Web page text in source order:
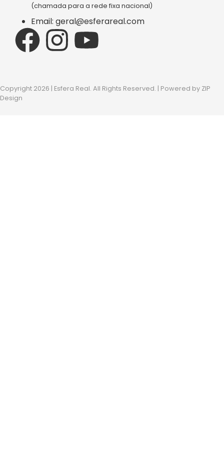
(chamada para a rede fixa nacional)
Email: geral@esferareal.com
Copyright 2026 | Esfera Real. All Rights Reserved. | Powered by ZIP
Design